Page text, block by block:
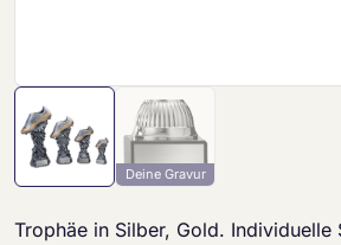
Deine Gravur
Trophäe in Silber, Gold. Individuelle